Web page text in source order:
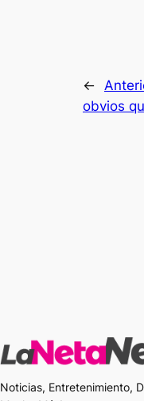
←
obvios
Noticias, Entretenimiento,